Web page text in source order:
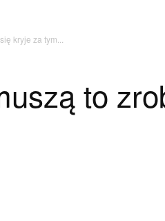
kryje za tym...
to